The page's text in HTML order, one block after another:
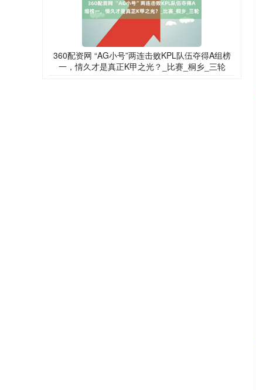
360配资网 “AG小号”两连击败KPL队伍夺得A组榜
一，情久才是真正K甲之光？_比赛_桐乡_三轮